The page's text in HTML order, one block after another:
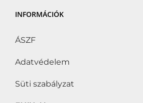
INFORMÁCIÓK
ÁSZF
Adatvédelem
Süti szabályzat